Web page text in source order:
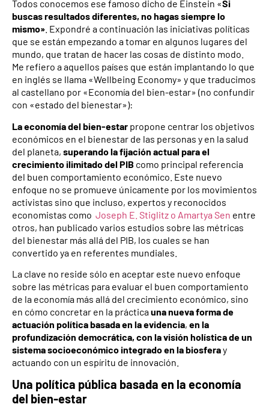
Todos conocemos ese famoso dicho de Einstein «Si
buscas resultados diferentes, no hagas siempre lo
mismo» . Expondré a continuación las iniciativas políticas
que se están empezando a tomar en algunos lugares del
mundo, que tratan de hacer las cosas de distinto modo.
Me refiero a aquellos países que están implantando lo que
en inglés se llama «Wellbeing Economy» y que traducimos
al castellano por «Economía del bien-estar» (no confundir
con «estado del bienestar»):
La economía del bien-estar propone centrar los objetivos
económicos en el bienestar de las personas y en la salud
del planeta, superando la fijación actual para el
crecimiento ilimitado del PIB como principal referencia
del buen comportamiento económico. Este nuevo
enfoque no se promueve únicamente por los movimientos
activistas sino que incluso, expertos y reconocidos
economistas como Joseph E. Stiglitz o Amartya Sen entre
otros, han publicado varios estudios sobre las métricas
del bienestar más allá del PIB, los cuales se han
convertido ya en referentes mundiales.
La clave no reside sólo en aceptar este nuevo enfoque
sobre las métricas para evaluar el buen comportamiento
de la economía más allá del crecimiento económico, sino
en cómo concretar en la prácticauna nueva forma de
actuación política basada en la evidencia, en la
profundización democrática, con la visión holística de un
sistema socioeconómico integrado en la biosferay
actuando con un espíritu de innovación.
Una política pública basada en la economía
del bien-estar